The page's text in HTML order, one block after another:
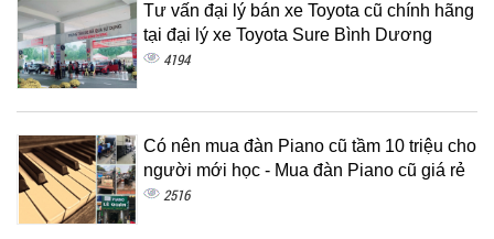
Tư vấn đại lý bán xe Toyota cũ chính hãng
tại đại lý xe Toyota Sure Bình Dương
4194
Có nên mua đàn Piano cũ tầm 10 triệu cho
người mới học - Mua đàn Piano cũ giá rẻ
2516